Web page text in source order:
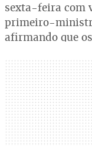
sexta-feira com
primeiro-
afirmando que